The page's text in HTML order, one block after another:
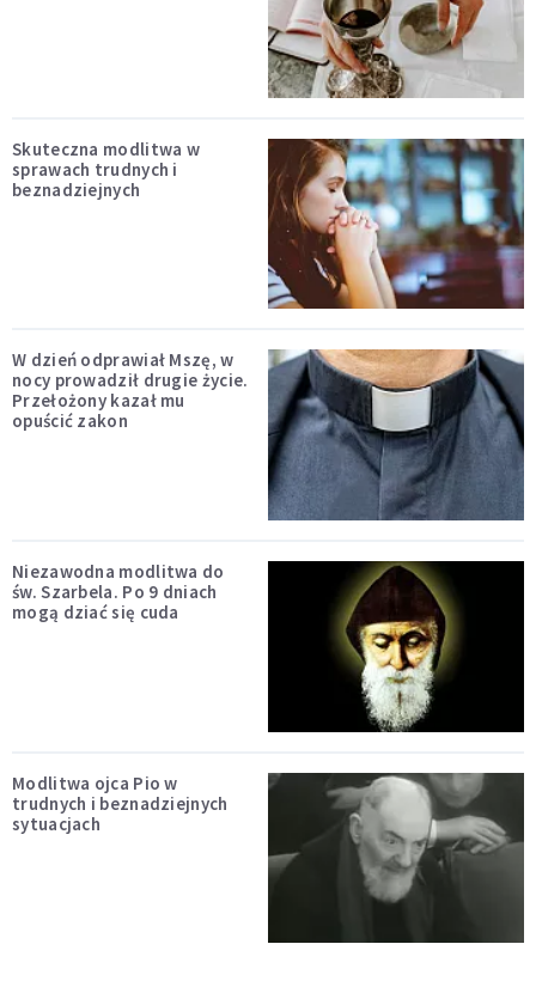
Skuteczna modlitwa w
sprawach trudnych i
beznadziejnych
W dzień odprawiał Mszę, w
nocy prowadził drugie życie.
Przełożony kazał mu
opuścić zakon
Niezawodna modlitwa do
św. Szarbela. Po 9 dniach
mogą dziać się cuda
Modlitwa ojca Pio w
trudnych i beznadziejnych
sytuacjach